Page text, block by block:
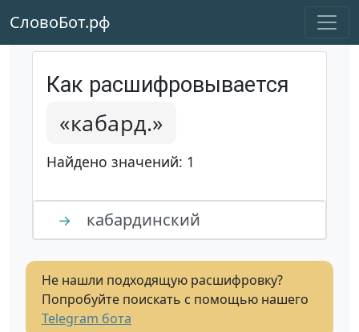
СловоБот.рф
Как расшифровывается
«кабард.»
Найдено значений: 1
→ кабардинский
Не нашли подходящую расшифровку?
Попробуйте поискать с помощью нашего
Telegram бота